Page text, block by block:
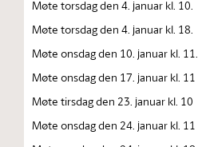
Møte torsdag den 4. januar kl. 10.
Møte torsdag den 4. januar kl. 18.
Møte onsdag den 10. januar kl. 11.
Møte onsdag den 17. januar kl. 11
Møte tirsdag den 23. januar kl. 10
Møte onsdag den 24. januar kl. 11